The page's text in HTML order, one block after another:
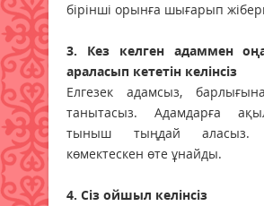
бірінші орынға шығарып
3. Кез келген адаммен
араласып кететін келінсіз
Елгезек адамсыз, барлығына
танытасыз. Адамдарға
тыныш тыңдай аласыз.
көмектескен өте ұнайды.
4. Сіз ойшыл келінсіз